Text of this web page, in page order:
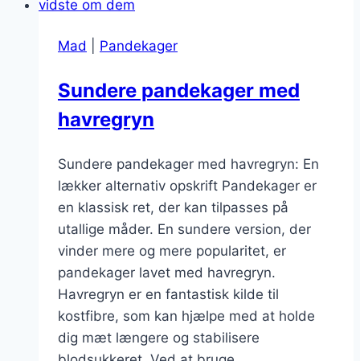
Mad Pandekager
Sundere pandekager med
havregryn
Sundere pandekager med havregryn: En
lækker alternativ opskrift Pandekager er
en klassisk ret, der kan tilpasses på
utallige måder. En sundere version, der
vinder mere og mere popularitet, er
pandekager lavet med havregryn.
Havregryn er en fantastisk kilde til
kostfibre, som kan hjælpe med at holde
dig mæt længere og stabilisere